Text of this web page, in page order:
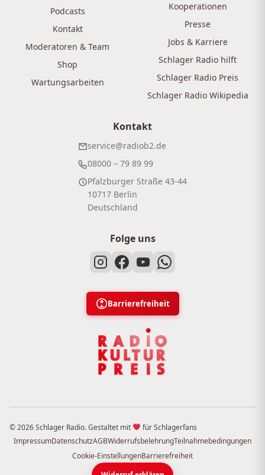
Podcasts
Kontakt
Moderatoren & Team
Shop
Wartungsarbeiten
Kooperationen
Presse
Jobs & Karriere
Schlager Radio hilft
Schlager Radio Preis
Schlager Radio Wikipedia
Kontakt
service@radiob2.de
08000 – 79 89 99
Pfalzburger Straße 43-44
10717 Berlin
Deutschland
Folge uns
Barrierefreiheit
© 2026 Schlager Radio. Gestaltet mit
für Schlagerfans
ImpressumDatenschutzAGBWiderrufsbelehrungTeilnahmebedingungen
Cookie-EinstellungenBarrierefreiheit